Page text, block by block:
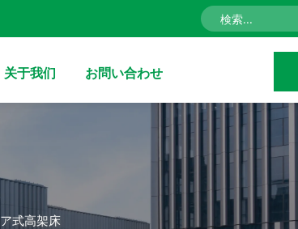
关于我们 お問い合わせ
式高架床